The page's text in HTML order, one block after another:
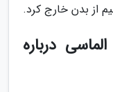
از بدن خارج کرد.
درباره